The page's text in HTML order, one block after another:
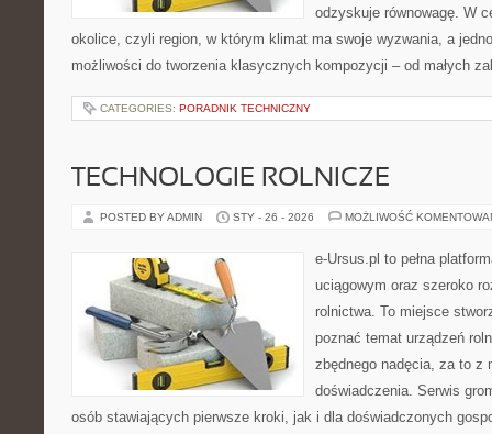
odzyskuje równowagę. W
okolice, czyli region, w którym klimat ma swoje wyzwania, a
możliwości do tworzenia klasycznych kompozycji – od małych
CATEGORIES: PORADNIK TECHNICZNY
TECHNOLOGIE ROLNICZE
POSTED BY ADMIN STY - 26 - 2026 MOŻLIWOŚĆ
e-Ursus.pl to pełna
uciągowym oraz szeroko
rolnictwa. To miejsce
poznać temat urządzeń
zbędnego nadęcia, za to z
doświadczenia. Serwis
osób stawiających pierwsze kroki, jak i dla doświadczonych